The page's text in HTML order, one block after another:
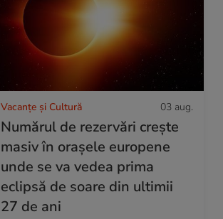
Vacanțe și Cultură 03 aug.
Numărul de rezervări crește
masiv în orașele europene
unde se va vedea prima
eclipsă de soare din ultimii
27 de ani